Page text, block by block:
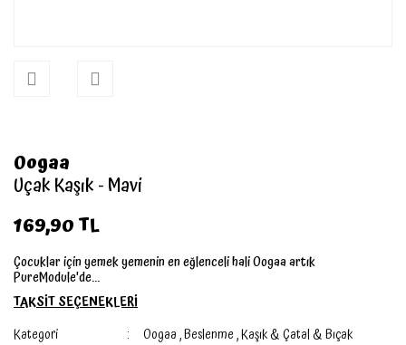
Oogaa
Uçak Kaşık - Mavi
169,90 TL
Çocuklar için yemek yemenin en eğlenceli hali Oogaa artık
PureModule'de...
TAKSİT SEÇENEKLERİ
Kategori
Oogaa,Beslenme,Kaşık & Çatal & Bıçak